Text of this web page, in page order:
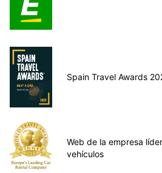
Spain Travel Awards
Web de la empresa
vehículos